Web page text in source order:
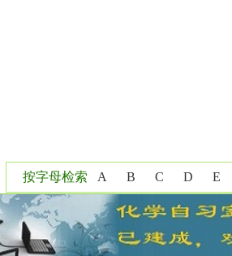
按字母检索 A B C D E
Y Z